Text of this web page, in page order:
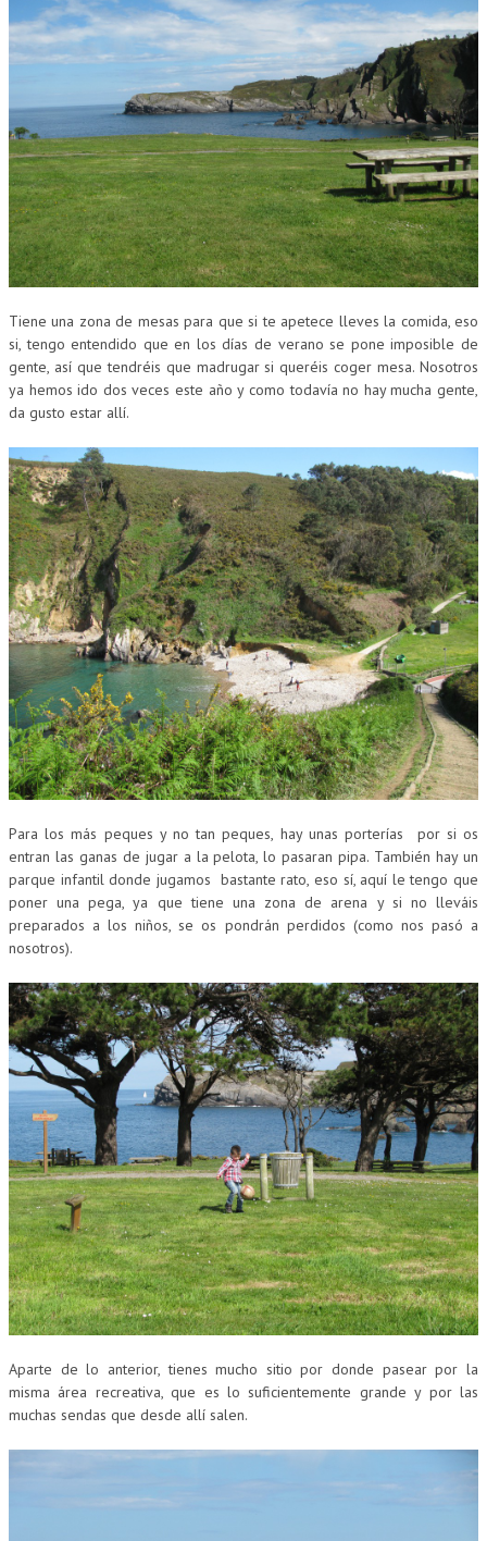
Tiene una zona de mesas para que si te apetece lleves la comida, eso
si, tengo entendido que en los días de verano se pone imposible de
gente, así que tendréis que madrugar si queréis coger mesa. Nosotros
ya hemos ido dos veces este año y como todavía no hay mucha gente,
da gusto estar allí.
Para los más peques y no tan peques, hay unas porterías por si os
entran las ganas de jugar a la pelota, lo pasaran pipa. También hay un
parque infantil donde jugamos bastante rato, eso sí, aquí le tengo que
poner una pega, ya que tiene una zona de arena y si no lleváis
preparados a los niños, se os pondrán perdidos (como nos pasó a
nosotros).
Aparte de lo anterior, tienes mucho sitio por donde pasear por la
misma área recreativa, que es lo suficientemente grande y por las
muchas sendas que desde allí salen.